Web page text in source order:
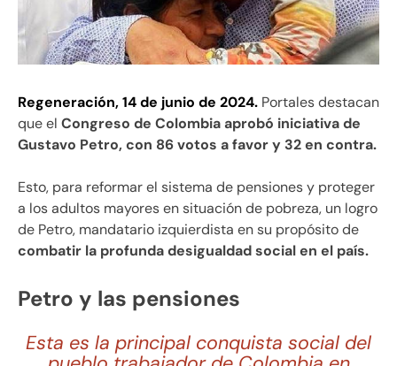
Regeneración, 14 de junio de 2024. Portales destacan
que el Congreso de Colombia aprobó iniciativa de
Gustavo Petro, con 86 votos a favor y 32 en contra.
Esto, para reformar el sistema de pensiones y proteger
a los adultos mayores en situación de pobreza, un logro
de Petro, mandatario izquierdista en su propósito de
combatir la profunda desigualdad social en el país.
Petro y las pensiones
Esta es la principal conquista social del